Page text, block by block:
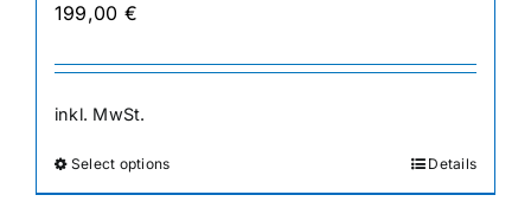
199,00 €
inkl. MwSt.
Select optionsDieses
Produkt
Details